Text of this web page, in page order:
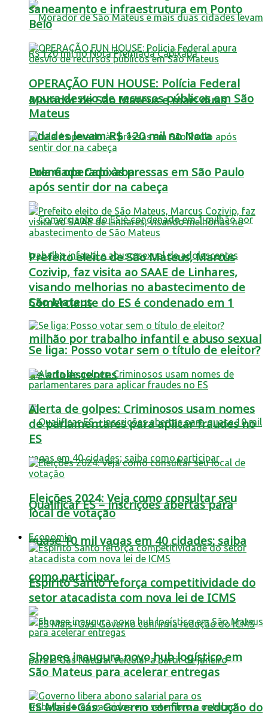
Morador de São Mateus e mais duas
cidades levam R$ 120 mil no Nota
Premiada Capixaba
Comerciante do ES é condenado em 1
milhão por trabalho infantil e abuso sexual
de adolescentes
Qualificar ES – inscrições abertas para
quase 10 mil vagas em 40 cidades; saiba
como participar
ES Mais+Gás: Governo confirma redução do
saneamento e infraestrutura em Ponto
Belo
OPERAÇÃO FUN HOUSE: Polícia Federal
apura desvio de recursos públicos em São
Mateus
Lula é operado às pressas em São Paulo
após sentir dor na cabeça
Prefeito eleito de São Mateus, Marcus
Cozivip, faz visita ao SAAE de Linhares,
visando melhorias no abastecimento de
São Mateus
Se liga: Posso votar sem o título de eleitor?
Alerta de golpes: Criminosos usam nomes
de parlamentares para aplicar fraudes no
ES
Eleições 2024: Veja como consultar seu
local de votação
Economia
Espírito Santo reforça competitividade do
setor atacadista com nova lei de ICMS
Shopee inaugura novo hub logístico em
São Mateus para acelerar entregas